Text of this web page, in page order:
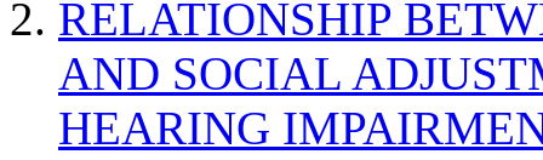
RELATIONSHIP
AND SOCIAL
HEARING